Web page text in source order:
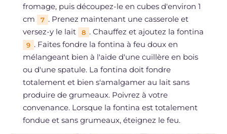
fromage, puis découpez-le en cubes d'environ 1
cm
7 . Prenez maintenant une casserole et
versez-y le lait
8 . Chauffez et ajoutez la fontina
9 . Faites fondre la fontina à feu doux en
mélangeant bien à l'aide d'une cuillère en bois
ou d'une spatule. La fontina doit fondre
totalement et bien s'amalgamer au lait sans
produire de grumeaux. Poivrez à votre
convenance. Lorsque la fontina est totalement
fondue et sans grumeaux, éteignez le feu.